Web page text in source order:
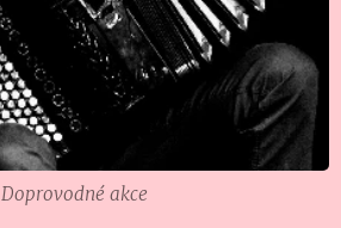
Doprovodné akce